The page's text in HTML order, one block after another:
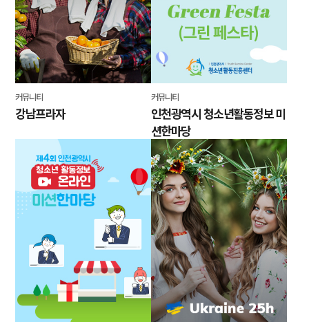
커뮤니티
강남프라자
커뮤니티
인천광역시 청소년활동정보 미
션한마당